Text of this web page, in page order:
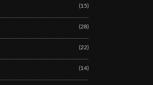
(15)
(28)
(22)
(14)